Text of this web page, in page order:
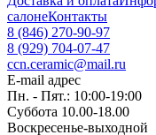
салонеКонтакты
8 (846) 270-90-97
8 (929) 704-07-47
ccn.ceramic@mail.ru
E-mail адрес
Пн. - Пят.: 10:00-19:00
Суббота 10.00-18.00
Воскресенье-выходной